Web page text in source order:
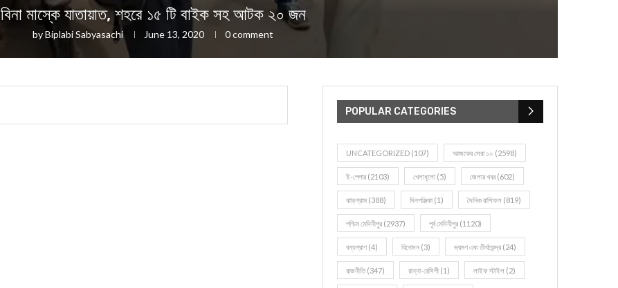
বিনা মাস্কে যাতায়াত, শহরে ১৫ টি বাইক সহ আটক ২০ জন
byBiplabi Sabyasachi June 13, 2020 0 comment
POPULAR CATEGORIES
UNCATEGORIZED (107) আজকের সেরা ১০ (2598)
ই-পেপার (2103) খেলাধূলো (5) জেলার খবর (602)
ঝাড়গ্রাম (388) দিনপঞ্জিকা (1) দৈনিক রাশিফল (819)
পশ্চিম মেদিনীপুর (2937) পূর্ব মেদিনীপুর (1120)
বন্যপ্রাণ (4) বিনোদন (3) ভ্রমণ এবং তীর্থকেন্দ্র (24)
রাজনীতি(347) রান্না-রেসিপী (1) লাইফ স্টাইল (2)